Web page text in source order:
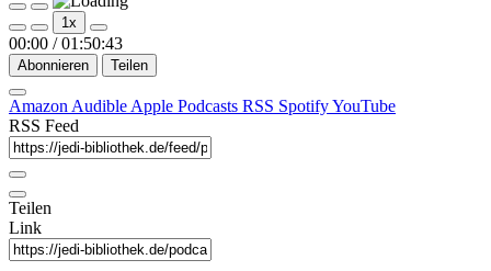
Play
Episode
Pause
Episode
1x
00:00 / 01:50:43
Abonnieren Teilen
AmazonAudibleApple Podcasts RSS SpotifyYouTube
RSS Feed
Teilen
Link